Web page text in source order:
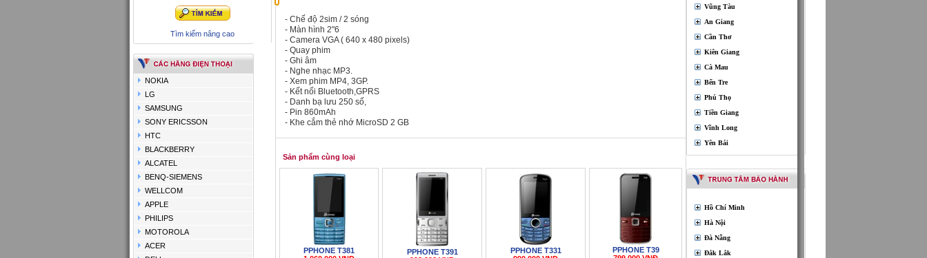
Tìm kiếm nâng cao
NOKIA
LG
SAMSUNG
SONY ERICSSON
HTC
BLACKBERRY
ALCATEL
BENQ-SIEMENS
WELLCOM
APPLE
PHILIPS
MOTOROLA
ACER
- Chế độ 2sim / 2 sóng
- Màn hình 2"6
- Camera VGA ( 640 x 480 pixels)
- Quay phim
- Ghi âm
- Nghe nhạc MP3.
- Xem phim MP4, 3GP.
- Kết nối Bluetooth,GPRS
- Danh bạ lưu 250 số,
- Pin 860mAh
- Khe cắm thẻ nhớ MicroSD 2 GB
Sản phẩm cùng loại
PPHONE T381
PPHONE T391
PPHONE T331
PPHONE T39
Vũng Tàu
An Giang
Cần Thơ
Kiên Giang
Cà Mau
Bến Tre
Phú Thọ
Tiền Giang
Vĩnh Long
Yên Bái
Hồ Chí Minh
Hà Nội
Đà Nẵng
Đắk Lắk